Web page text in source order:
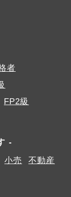
者
FP2級
小売
不動産